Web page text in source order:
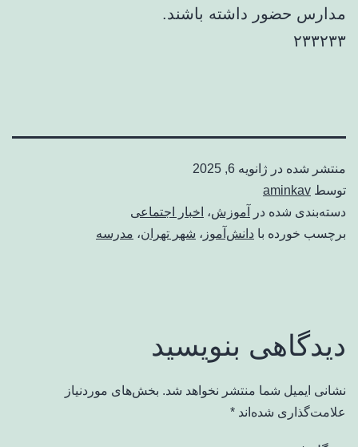
مدارس حضور داشته باشند.
۲۳۳۲۳۳
منتشر شده در ژانویه 6, 2025
توسط aminkav
دسته‌بندی شده در
آموزش، اخبار اجتماعی
برچسب خورده با دانش‌آموز ، شهر تهران، مدرسه
دیدگاهی بنویسید
نشانی ایمیل شما منتشر نخواهد شد. بخش‌های موردنیاز
علامت‌گذاری شده‌اند *